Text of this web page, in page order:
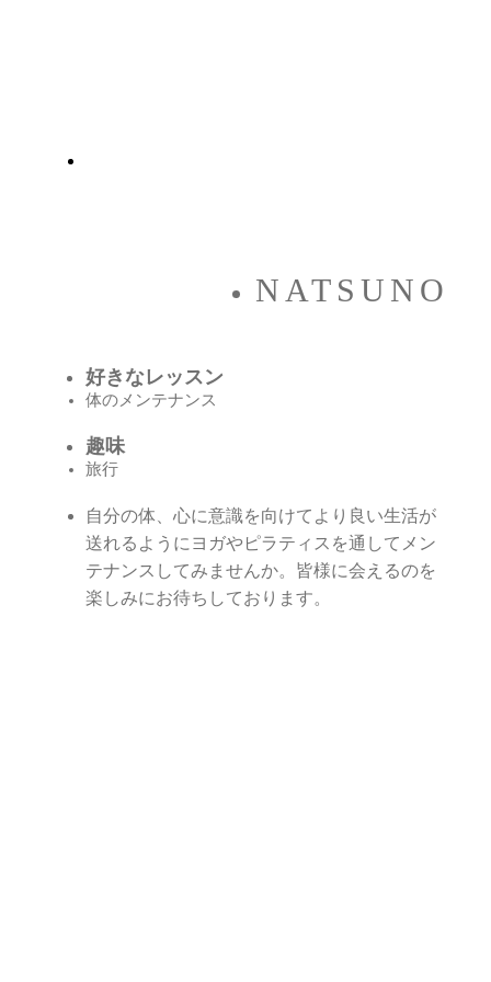
NATSUNO
好きなレッスン
体のメンテナンス
趣味
旅行
自分の体、心に意識を向けてより良い生活が
送れるようにヨガやピラティスを通してメン
テナンスしてみませんか。皆様に会えるのを
楽しみにお待ちしております。